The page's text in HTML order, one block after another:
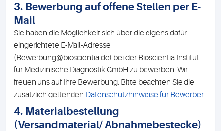
3. Bewerbung auf offene Stellen per E-
Mail
Sie haben die Möglichkeit sich über die eigens dafür
eingerichtete E-Mail-Adresse
(Bewerbung@bioscientia.de) bei der Bioscientia Institut
für Medizinische Diagnostik GmbH zu bewerben. Wir
freuen uns auf Ihre Bewerbung. Bitte beachten Sie die
zusätzlich geltenden Datenschutzhinweise für Bewerber.
4. Materialbestellung
(Versandmaterial/ Abnahmebestecke)